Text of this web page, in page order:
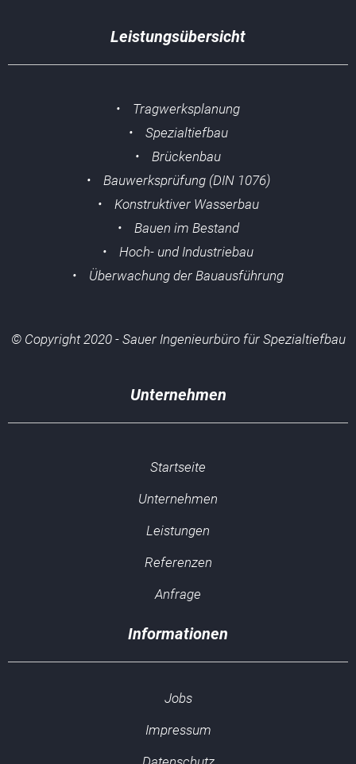
Leistungsübersicht
• Tragwerksplanung
• Spezialtiefbau
• Brückenbau
• Bauwerksprüfung (DIN 1076)
• Konstruktiver Wasserbau
• Bauen im Bestand
• Hoch- und Industriebau
• Überwachung der Bauausführung
© Copyright 2020 - Sauer Ingenieurbüro für Spezialtiefbau
Unternehmen
Startseite
Unternehmen
Leistungen
Referenzen
Anfrage
Jobs
Impressum